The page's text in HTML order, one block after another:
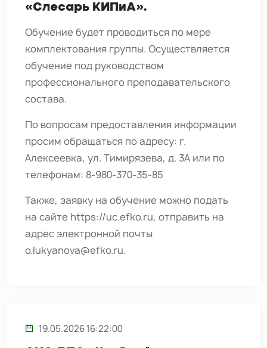
«Слесарь КИПиА».
Обучение будет проводиться по мере
комплектования группы. Осуществляется
обучение под руководством
профессионального преподавательского
состава.
По вопросам предоставления информации
просим обращаться по адресу: г.
Алексеевка, ул. Тимирязева, д. 3А или по
телефонам: 8-980-370-35-85
Также, заявку на обучение можно подать
на сайте https://uc.efko.ru, отправить на
адрес электронной почты
o.lukyanova@efko.ru.
19.05.2026 16:22:00